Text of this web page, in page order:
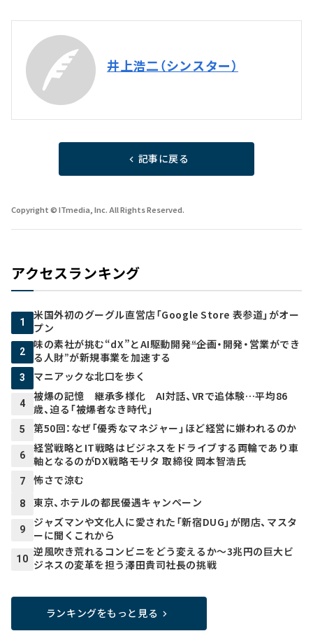
井上浩二（シンスター）
記事に戻る
Copyright © ITmedia, Inc. All Rights Reserved.
アクセスランキング
1
米国外初のグーグル直営店「Google Store 表参道」がオー
プン
2
味の素社が挑む“dX”とAI駆動開発――“企画・開発・営業ができ
る人財”が新規事業を加速する
3 マニアックな北口を歩く
4
被爆の記憶 継承多様化 AI対話、VRで追体験…平均86
歳、迫る「被爆者なき時代」
5 第50回：なぜ「優秀なマネジャー」ほど経営に嫌われるのか
6
経営戦略とIT戦略はビジネスをドライブする両輪であり車
軸となるのがDX戦略――モリタ 取締役 岡本智浩氏
7 怖さで涼む
8 東京、ホテルの都民優遇キャンペーン
9
ジャズマンや文化人に愛された「新宿DUG」が閉店、マスタ
ーに聞くこれから
10
逆風吹き荒れるコンビニをどう変えるか～3兆円の巨大ビ
ジネスの変革を担う澤田貴司社長の挑戦
ランキングをもっと見る